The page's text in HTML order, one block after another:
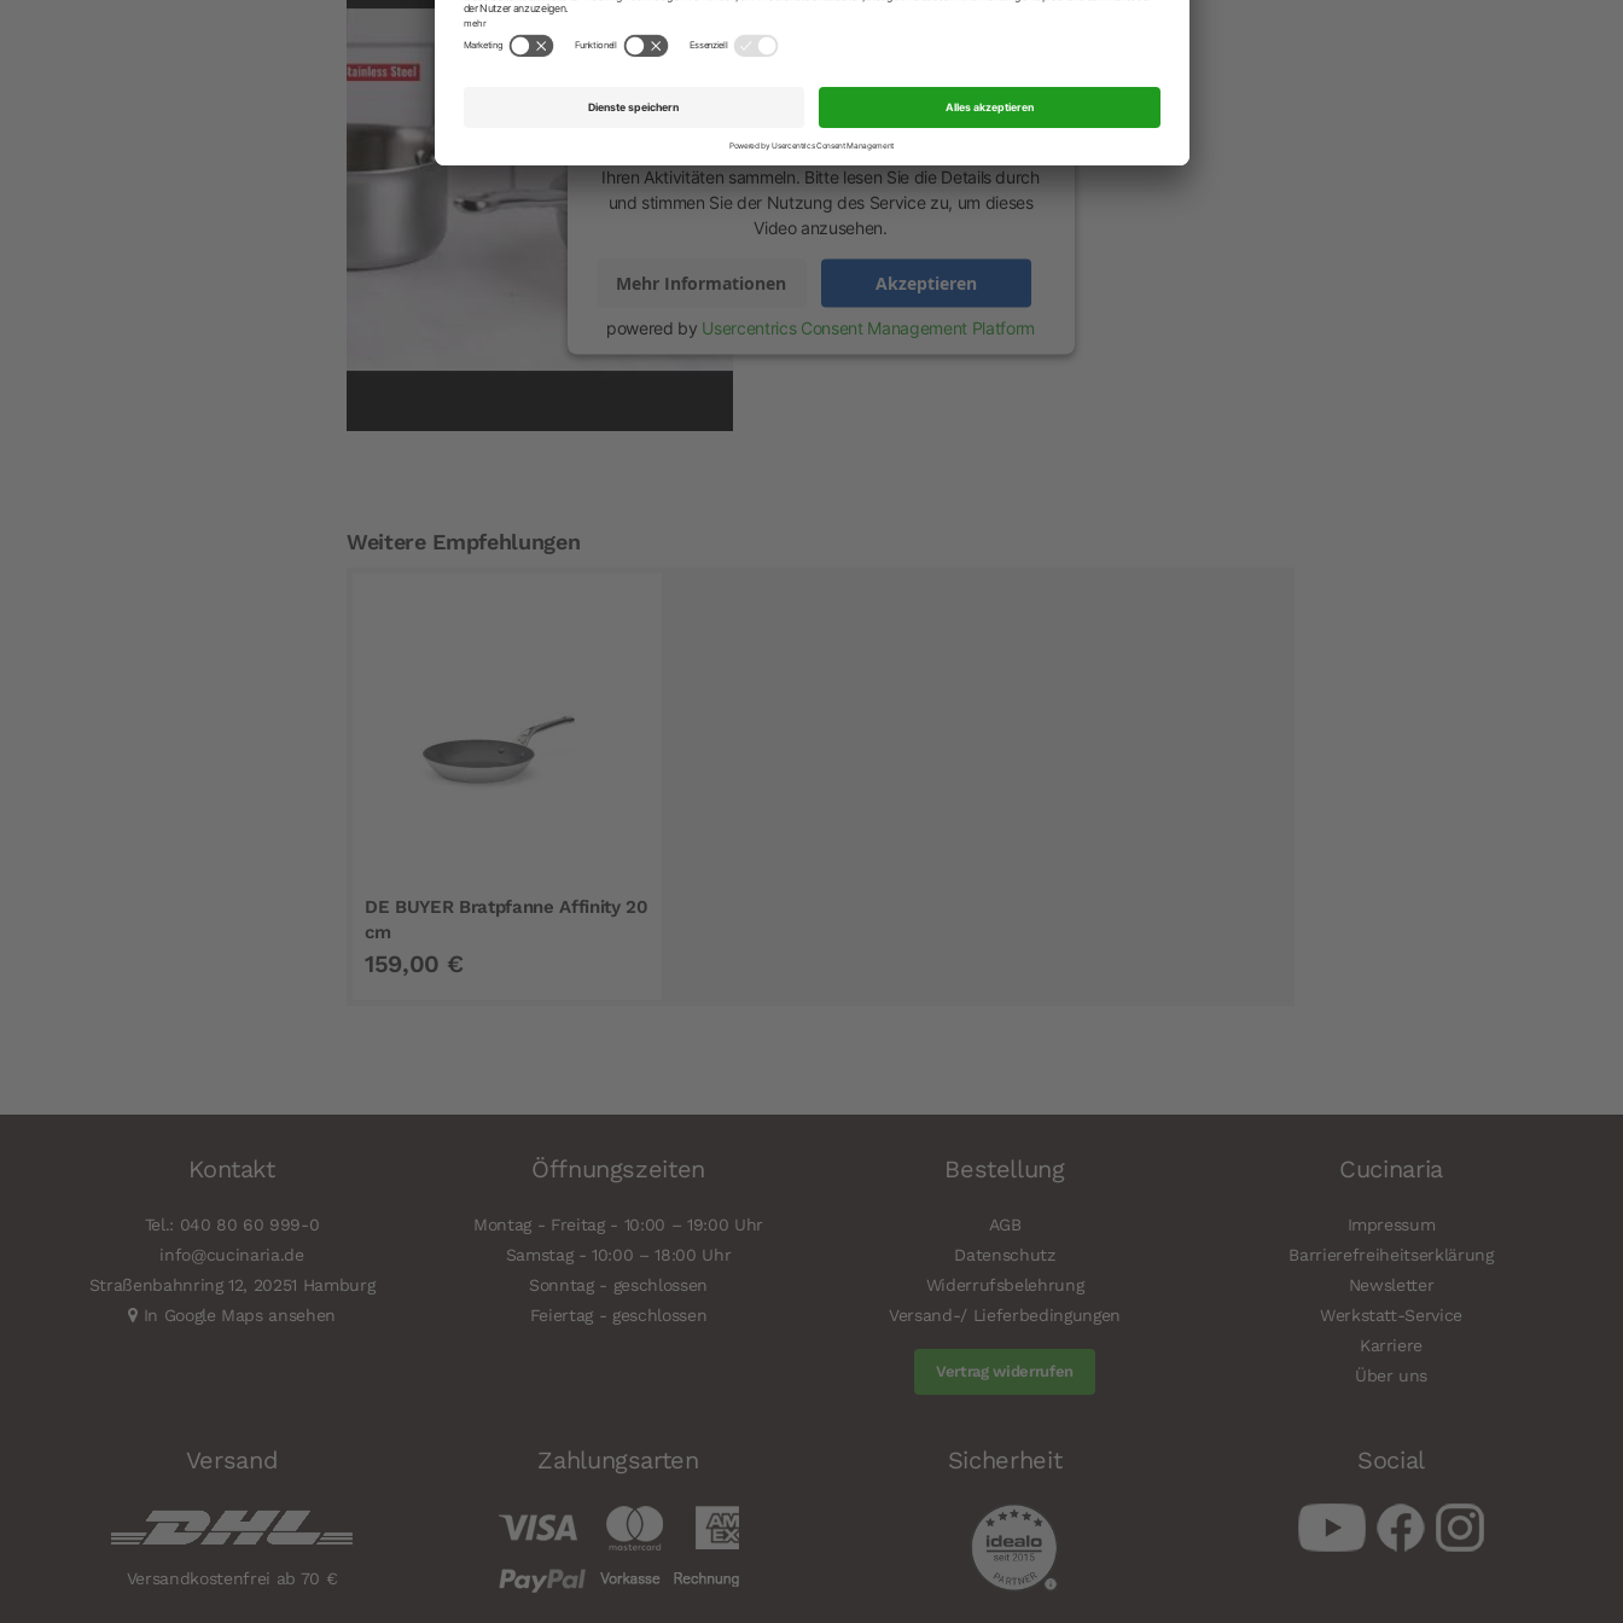
Wir benötigen Ihre Zustimmung, um den
YouTube Video-Service zu laden!
Wir verwenden einen Service eines Drittanbieters, um
Videoinhalte einzubetten. Dieser Service kann Daten zu
Ihren Aktivitäten sammeln. Bitte lesen Sie die Details durch
und stimmen Sie der Nutzung des Service zu, um dieses
Video anzusehen.
Mehr Informationen Akzeptieren
powered by Usercentrics Consent Management Platform
Weitere Empfehlungen
DE BUYER Bratpfanne Affinity 20
cm
159,00 €
Kontakt
Tel.: 040 80 60 999-0
info@cucinaria.de
Straßenbahnring 12, 20251 Hamburg
In Google Maps ansehen
Öffnungszeiten
Montag - Freitag - 10:00 – 19:00 Uhr
Samstag - 10:00 – 18:00 Uhr
Sonntag - geschlossen
Feiertag - geschlossen
Bestellung
AGB
Datenschutz
Widerrufsbelehrung
Versand-/ Lieferbedingungen
Vertrag widerrufen
Cucinaria
Impressum
Barrierefreiheitserklärung
Newsletter
Werkstatt-Service
Karriere
Über uns
Versand
Versandkostenfrei ab 70 €
Zahlungsarten Sicherheit Social